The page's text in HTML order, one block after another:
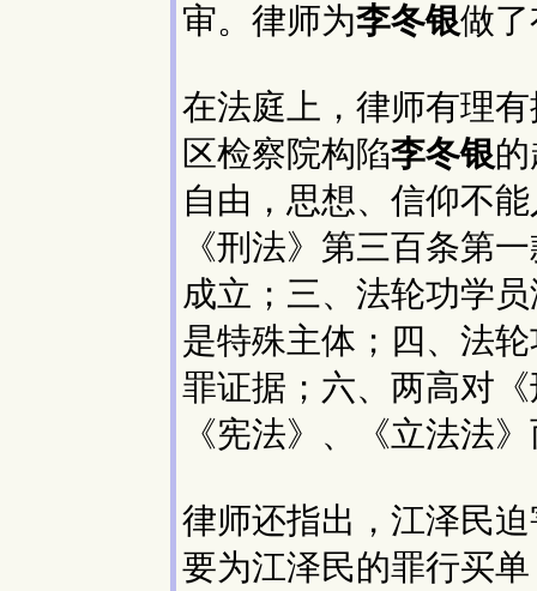
审。律师为李冬银做
在法庭上，律师有理
区检察院构陷李冬银
自由，思想、信仰不
《刑法》第三百条第
成立；三、法轮功学
是特殊主体；四、法
罪证据；六、两高对
《宪法》、《立法法
律师还指出，江泽民
要为江泽民的罪行买